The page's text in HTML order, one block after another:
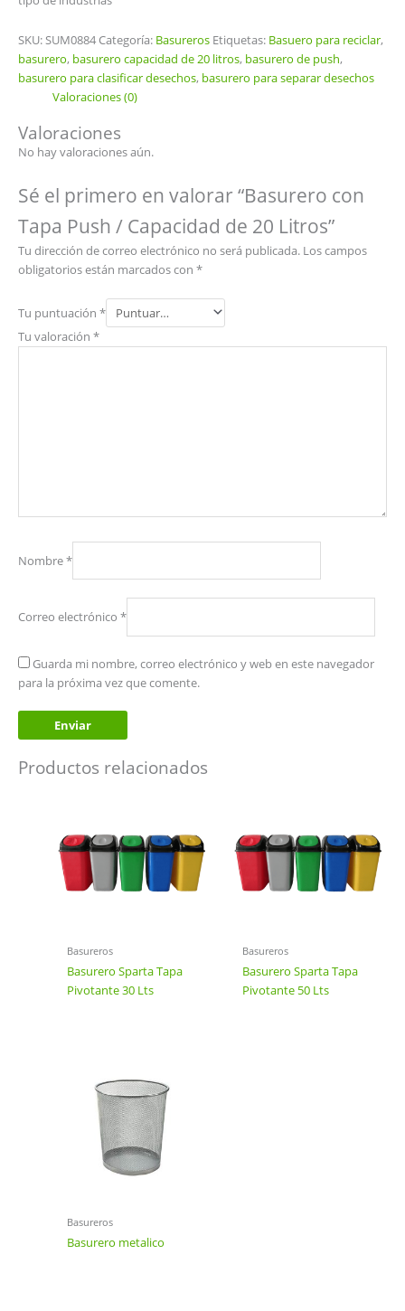
SKU: SUM0884 Categoría: Basureros Etiquetas: Basuero para reciclar,
basurero, basurero capacidad de 20 litros, basurero de push,
basurero para clasificar desechos, basurero para separar desechos
Valoraciones (0)
Valoraciones
No hay valoraciones aún.
Sé el primero en valorar “Basurero con
Tapa Push / Capacidad de 20 Litros”
Tu dirección de correo electrónico no será publicada. Los campos
obligatorios están marcados con *
Tu puntuación *
Tu valoración *
Nombre*
Correo electrónico *
Guarda mi nombre, correo electrónico y web en este navegador
para la próxima vez que comente.
Productos relacionados
Basureros
Basurero Sparta Tapa
Pivotante 30 Lts
Basureros
Basurero Sparta Tapa
Pivotante 50 Lts
Basureros
Basurero metalico